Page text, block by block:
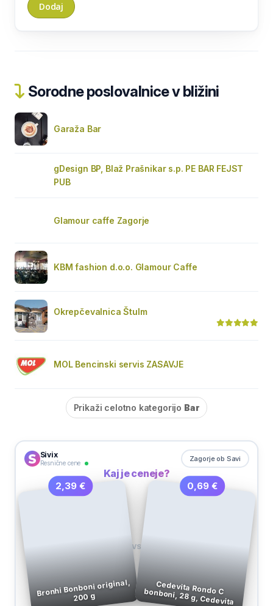
Sorodne poslovalnice v bližini
Garaža Bar
gDesign BP, Blaž Prašnikar s.p. PE BAR FEJST
PUB
Glamour caffe Zagorje
KBM fashion d.o.o. Glamour Caffe
Okrepčevalnica Štulm
MOL Bencinski servis ZASAVJE
Prikaži celotno kategorijo Bar
Sivix
Resnične cene
Zagorje ob Savi
Kaj je ceneje?
2,39 €
Bronhi Bonboni original,
200 g
VS
0,69 €
Cedevita Rondo C bonboni, 28 g, Cedevita